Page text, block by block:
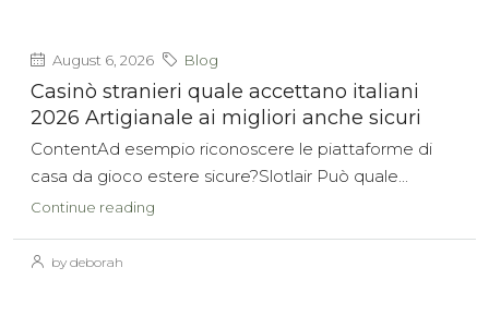
August 6, 2026 Blog
Casinò stranieri quale accettano italiani
2026 Artigianale ai migliori anche sicuri
ContentAd esempio riconoscere le piattaforme di
casa da gioco estere sicure?Slotlair Può quale...
Continue reading
by deborah